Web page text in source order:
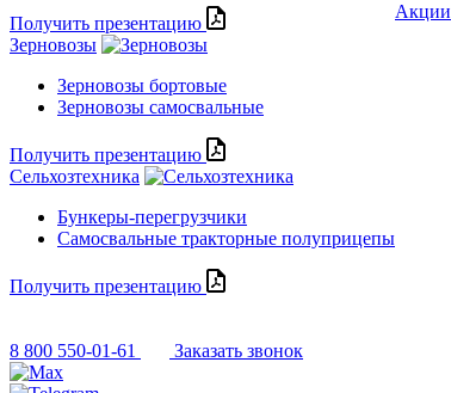
Получить презентацию
Зерновозы
Зерновозы бортовые
Зерновозы самосвальные
Получить презентацию
Сельхозтехника
Бункеры-перегрузчики
Самосвальные тракторные полуприцепы
Получить презентацию
Акции
8 800 550-01-61 Заказать звонок